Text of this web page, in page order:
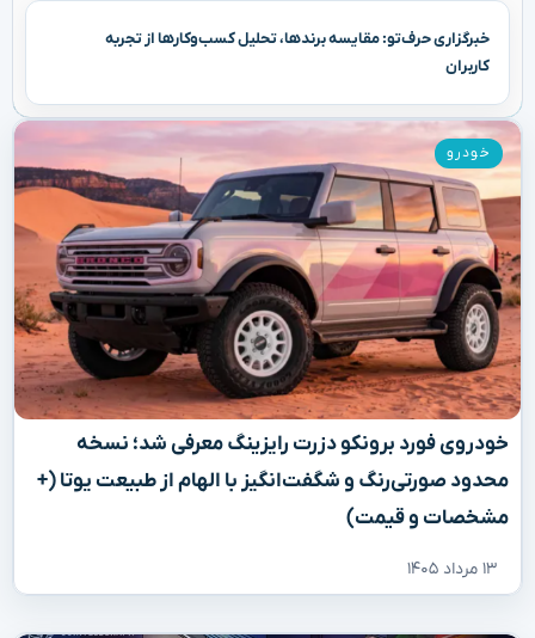
خبرگزاری حرف‌تو: مقایسه برندها، تحلیل کسب‌وکارها از تجربه
کاربران
خودروی فورد برونکو دزرت رایزینگ معرفی شد؛ نسخه
محدود صورتی‌رنگ و شگفت‌انگیز با الهام از طبیعت یوتا (+
مشخصات و قیمت)
۱۳ مرداد ۱۴۰۵
خودرو